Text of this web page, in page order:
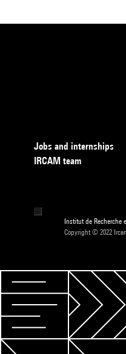
Jobs and internships
IRCAM team
Institut de Recherche
Copyright © 2022